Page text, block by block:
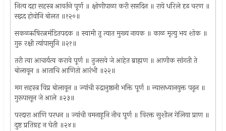
नित्य दहा सहस्त्र आवर्तने पूर्ण ॥ क्षोणीपाळा करी सप्तदिन ॥ राये धरिले दृढ चरण ॥
सद्गद होवोनि बोलत ॥१२०॥
सकळऋषिरत्नमंडितपदक ॥ स्वामी तू त्यात मुख्य नायक ॥ काळ मृत्यु भय शोक ॥
गुरु रक्षी त्यांपासूनि ॥२१॥
तरी त्वा आचार्यत्व करावे पूर्ण ॥ तुजसवे जे आहेत ब्राह्मण ॥ आणीक सांगती ते
बोलावून ॥ आताचि आणितो आरंभी ॥२२॥
मग सहस्त्र विप्र बोलावून ॥ ज्यांची रुद्रानुष्ठानी भक्ति पूर्ण ॥ न्यासध्यानयुक्त पढून ॥
गुरूपासून जे आले ॥२३॥
परदारा आणि परधन ॥ ज्यांची वमनाहूनि नीच पूर्ण ॥ विरक्त सुशील गेलिया प्राण ॥
दुष्ट प्रतिग्रह न घेती ॥२४॥